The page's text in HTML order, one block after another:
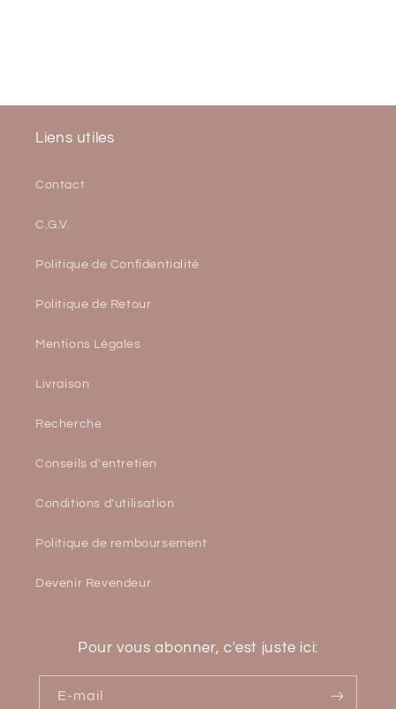
Liens utiles
Contact
C.G.V.
Politique de Confidentialité
Politique de Retour
Mentions Légales
Livraison
Recherche
Conseils d'entretien
Conditions d'utilisation
Politique de remboursement
Devenir Revendeur
Pour vous abonner, c'est juste ici:
E-mail